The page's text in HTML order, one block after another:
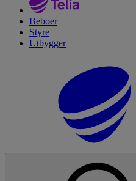
Beboer
Styre
Utbygger